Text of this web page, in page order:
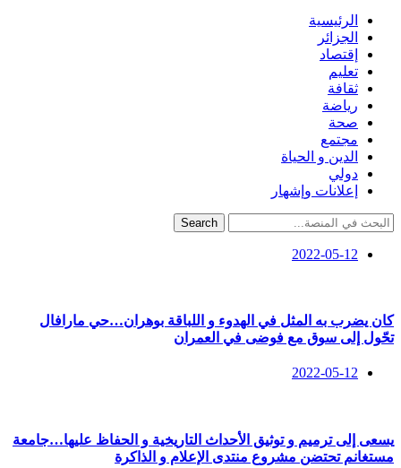
الرئيسية
الجزائر
إقتصاد
تعليم
ثقافة
رياضة
صحة
مجتمع
الدين و الحياة
دولي
إعلانات وإشهار
Search
2022-05-12
كان يضرب به المثل في الهدوء و اللباقة بوهران…حي مارافال
تحّول إلى سوق مع فوضى في العمران
2022-05-12
يسعى إلى ترميم و توثيق الأحداث التاريخية و الحفاظ عليها…جامعة
مستغانم تحتضن مشروع منتدى الإعلام و الذاكرة